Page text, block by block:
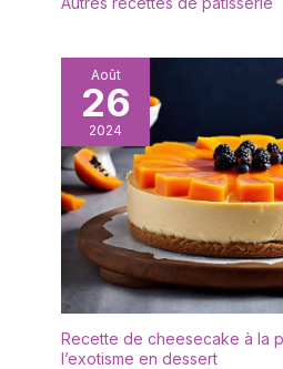
café,
petite
24
latte
usage
fête
Août
26
2024
Recette de cheesecake à la
l’exotisme en dessert